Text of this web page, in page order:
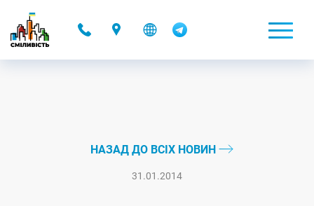
НАЗАД ДО ВСІХ НОВИН
31.01.2014